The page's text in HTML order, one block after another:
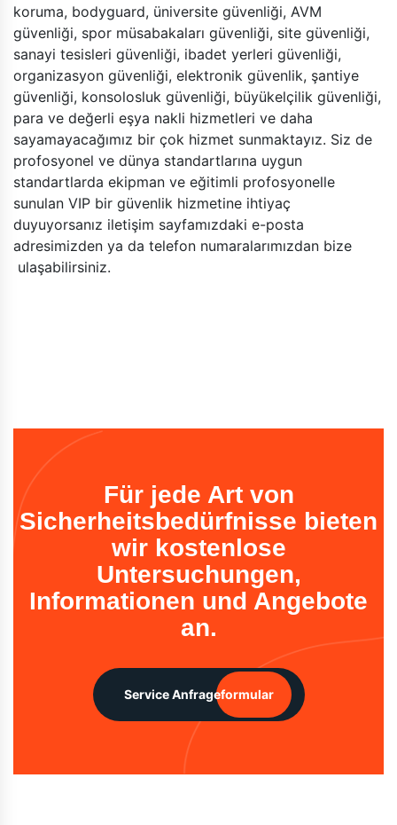
koruma, bodyguard, üniversite güvenliği, AVM
güvenliği, spor müsabakaları güvenliği, site güvenliği,
sanayi tesisleri güvenliği, ibadet yerleri güvenliği,
organizasyon güvenliği, elektronik güvenlik, şantiye
güvenliği, konsolosluk güvenliği, büyükelçilik güvenliği,
para ve değerli eşya nakli hizmetleri ve daha
sayamayacağımız bir çok hizmet sunmaktayız. Siz de
profosyonel ve dünya standartlarına uygun
standartlarda ekipman ve eğitimli profosyonelle
sunulan VIP bir güvenlik hizmetine ihtiyaç
duyuyorsanız iletişim sayfamızdaki e-posta
adresimizden ya da telefon numaralarımızdan bize
ulaşabilirsiniz.
Für jede Art von
Sicherheitsbedürfnisse bieten
wir kostenlose
Untersuchungen,
Informationen und Angebote
an.
Service Anfrageformular